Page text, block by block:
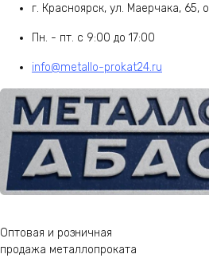
г. Красноярск, ул. Маерчака, 65,
Пн. - пт. с 9:00 до 17:00
info@metallo-prokat24.ru
Оптовая и розничная
продажа металлопроката